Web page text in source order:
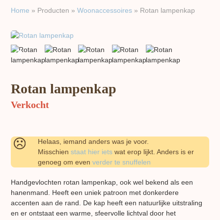
Home » Producten »Woon​accessoires » Rotan lampenkap
previous
slide
slide
Rotan lampenkap
Verkocht
Helaas, iemand anders was je voor.
Misschienstaat hier iets wat erop lijkt. Anders is er
genoeg om evenverder te snuffelen
Handgevlochten rotan lampenkap, ook wel bekend als een
hanenmand. Heeft een uniek patroon met donkerdere
accenten aan de rand. De kap heeft een natuurlijke uitstraling
en er ontstaat een warme, sfeervolle lichtval door het